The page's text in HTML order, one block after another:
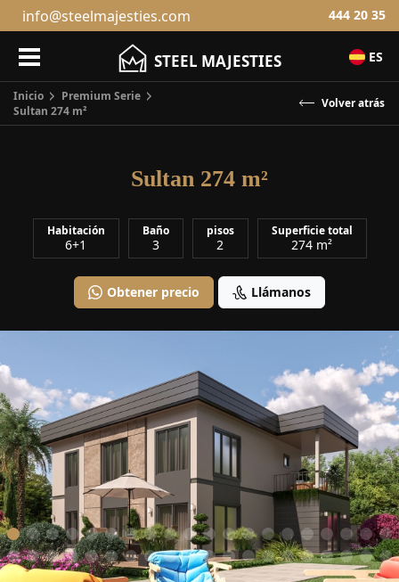
info@steelmajesties.com 444 20 35
STEEL MAJESTIES ES
Inicio
Premium Serie
Sultan 274 m²
Sultan 274 m²
Habitación
6+1
Baño
3
pisos
2
Superficie total
274 m²
Obtener precio Llámanos